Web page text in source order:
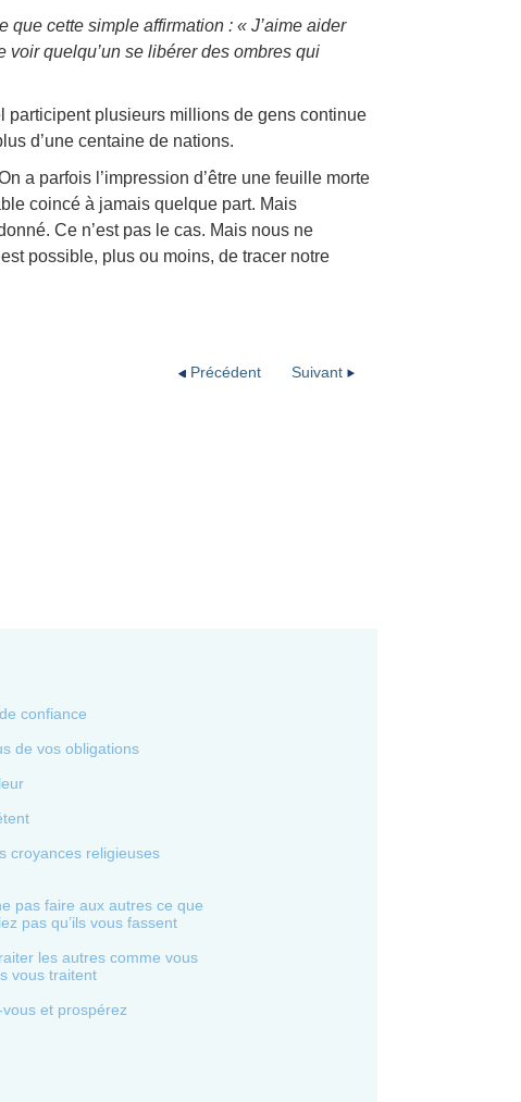
cette simple affirmation : « J’aime aider
voir quelqu’un se libérer des ombres qui
participent plusieurs millions de gens continue
d’une centaine de nations.
a parfois l’impression d’être une feuille morte
coincé à jamais quelque part. Mais
Ce n’est pas le cas. Mais nous ne
possible, plus ou moins, de tracer notre
Suivant
Précédent
confiance
de vos obligations
croyances religieuses
pas faire aux autres ce que
pas qu’ils vous fassent
les autres comme vous
vous traitent
et prospérez